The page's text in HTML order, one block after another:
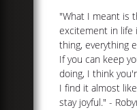
"What I meant is
excitement in
thing, everything
If you can keep
doing, I think
I find it almost
stay joyful." -